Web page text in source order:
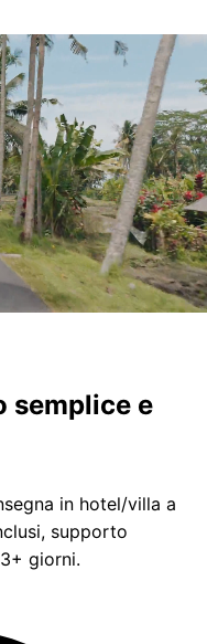
semplice e
in hotel/villa a
supporto
giorni.